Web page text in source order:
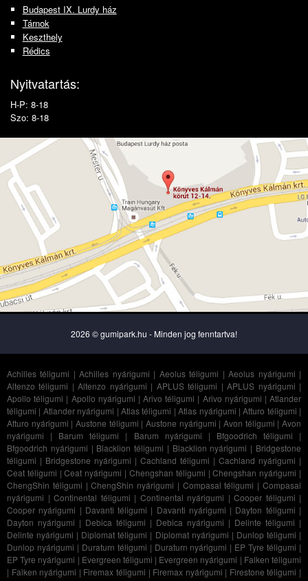
Budapest IX. Lurdy ház
Tárnok
Keszthely
Rédics
Nyitvatartás:
H-P: 8-18
Szo: 8-18
2026 © gumipark.hu - Minden jog fenntartva!
Achilles téligumi |Achilles nyárigumi | Aeolus téligumi |Aeolus nyárigumi |
Altenzo téligumi |Altenzo nyárigumi | APLUS téligumi |APLUS nyárigumi |
Apollo téligumi | Apollo nyárigumi |Arivo téligumi | Arivo nyárigumi |Atlander
téligumi | Atlander nyárigumi | Atlas téligumi |Atlas nyárigumi |Atturo téligumi |
Atturo nyárigumi |Austone téligumi |Austone nyárigumi |Avon téligumi |Avon
nyárigumi | Barum téligumi | Barum nyárigumi | Bfgoodrich téligumi |
Bfgoodrich nyárigumi | Blacklion téligumi | Blacklion nyárigumi | Bridgestone
téligumi | Bridgestone nyárigumi | Cachland téligumi | Cachland nyárigumi |
Ceat téligumi |Ceat nyárigumi | Chengshan téligumi |Chengshan nyárigumi |
ChengShin téligumi |ChengShin nyárigumi | Compasal téligumi |Compasal
nyárigumi | Continental téligumi | Continental nyárigumi | Cooper téligumi |
Cooper nyárigumi | Davanti téligumi | Davanti nyárigumi | Dayton téligumi |
Dayton nyárigumi | Debica téligumi | Debica nyárigumi | Delinte téligumi |
Delinte nyárigumi | Diplomat téligumi | Diplomat nyárigumi | Dunlop téligumi |
Dunlop nyárigumi | Duraturn téligumi | Duraturn nyárigumi | EP Tyre téligumi |
EP Tyre nyárigumi | Evergreen téligumi | Evergreen nyárigumi | Falken téligumi
| Falken nyárigumi | Firemax téligumi | Firemax nyárigumi | Firestone téligumi |